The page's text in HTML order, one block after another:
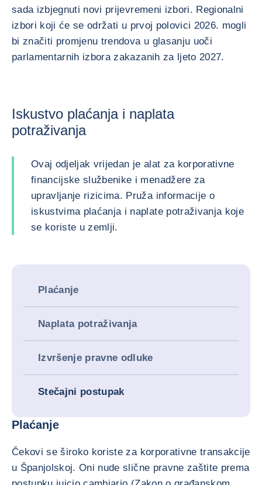
sada izbjegnuti novi prijevremeni izbori. Regionalni
izbori koji će se održati u prvoj polovici 2026. mogli
bi značiti promjenu trendova u glasanju uoči
parlamentarnih izbora zakazanih za ljeto 2027.
Iskustvo plaćanja i naplata
potraživanja
Ovaj odjeljak vrijedan je alat za korporativne
financijske službenike i menadžere za
upravljanje rizicima. Pruža informacije o
iskustvima plaćanja i naplate potraživanja koje
se koriste u zemlji.
Plaćanje
Naplata potraživanja
Izvršenje pravne odluke
Stečajni postupak
Plaćanje
Čekovi se široko koriste za korporativne transakcije
u Španjolskoj. Oni nude slične pravne zaštite prema